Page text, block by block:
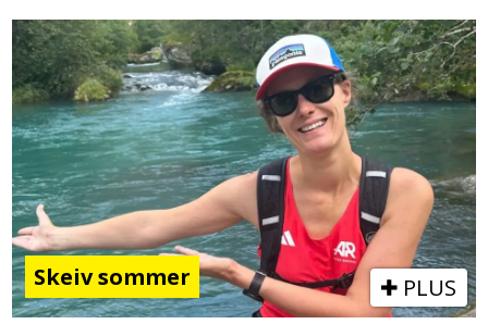
Skeiv sommer PLUS